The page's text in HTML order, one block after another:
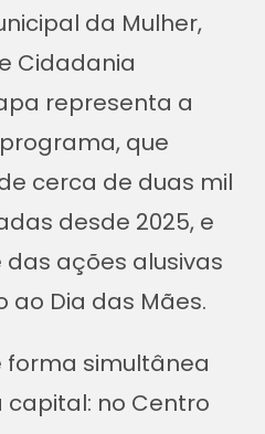
da Mulher,
Cidadania
representa a
que
cerca de duas mil
desde 2025, e
ações alusivas
Dia das Mães.
forma simultânea
no Centro